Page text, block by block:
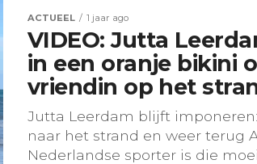
ACTUEEL 1 jaar ago
VIDEO: Jutta
in een oranje bikini
vriendin op het
Jutta Leerdam blijft
naar het strand en weer terug
Nederlandse sporter is die